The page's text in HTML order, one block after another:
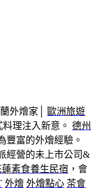
外燴家│
歐洲旅遊
理注入新意。 德州
豐富的外燴經驗。
經營的未上市公司&
蓮素食養生民宿 ，會
外燴 外燴點心 茶會